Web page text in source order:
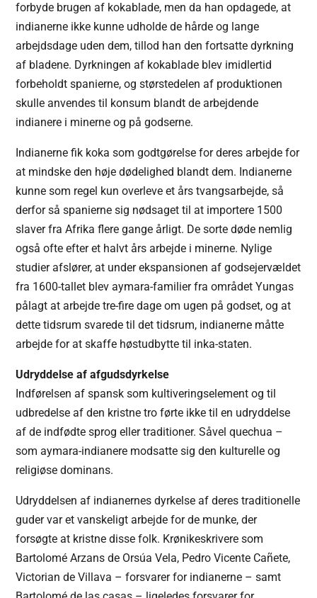
forbyde brugen af kokablade, men da han opdagede, at
indianerne ikke kunne udholde de hårde og lange
arbejdsdage uden dem, tillod han den fortsatte dyrkning
af bladene. Dyrkningen af kokablade blev imidlertid
forbeholdt spanierne, og størstedelen af produktionen
skulle anvendes til konsum blandt de arbejdende
indianere i minerne og på godserne.
Indianerne fik koka som godtgørelse for deres arbejde for
at mindske den høje dødelighed blandt dem. Indianerne
kunne som regel kun overleve et års tvangsarbejde, så
derfor så spanierne sig nødsaget til at importere 1500
slaver fra Afrika flere gange årligt. De sorte døde nemlig
også ofte efter et halvt års arbejde i minerne. Nylige
studier afslører, at under ekspansionen af godsejervældet
fra 1600-tallet blev aymara-familier fra området Yungas
pålagt at arbejde tre-fire dage om ugen på godset, og at
dette tidsrum svarede til det tidsrum, indianerne måtte
arbejde for at skaffe høstudbytte til inka-staten.
Udryddelse af afgudsdyrkelse
Indførelsen af spansk som kultiveringselement og til
udbredelse af den kristne tro førte ikke til en udryddelse
af de indfødte sprog eller traditioner. Såvel quechua –
som aymara-indianere modsatte sig den kulturelle og
religiøse dominans.
Udryddelsen af indianernes dyrkelse af deres traditionelle
guder var et vanskeligt arbejde for de munke, der
forsøgte at kristne disse folk. Krønikeskrivere som
Bartolomé Arzans de Orsúa Vela, Pedro Vicente Cañete,
Victorian de Villava – forsvarer for indianerne – samt